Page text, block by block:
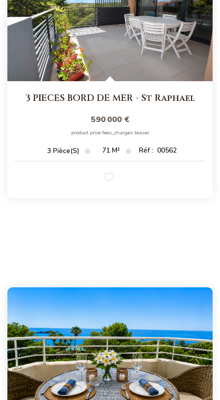
Millésimme Immobilier N°1
Millésimme Immobilier N°2
Millésimme Immobilier N°3
Millésimme Immobilier N°4
Millésimme Immobilier N°5
Millésimme Immobilier N°6
Millésimme Immobilier N°8
Millésimme Immobilier N°10
Millésimme Immobilier N°11
3 PIECES BORD DE MER - St Raphael
590 000 €
product.price.fees_charges.teaser
3 Pièce(s) 71 M² Réf : 00562